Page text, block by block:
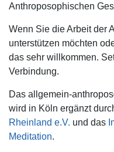
Anthroposophischen
Wenn Sie die Arbeit der
unterstützen möchten
das sehr willkommen.
Verbindung.
Das allgemein-
wird in Köln ergänzt
Rheinland e.V. und das
Meditation.